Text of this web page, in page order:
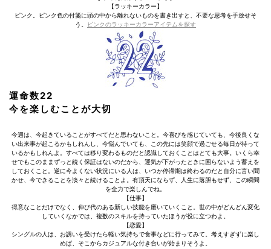
【ラッキーカラー】
ピンク。ピンク色の付箋に頭の中から離れないものを書き出すと、不要な思考を手放せそ
う。
ピンクのラッキーカラーアイテムを探す
運命数22
今を楽しむことが大切
今週は、今起きていることがすべてだと思わないこと。今喜びを感じていても、今後良くな
い出来事が起こるかもしれんし、今悩んでいても、この先には笑顔で過ごせる毎日が待って
いるかもしれんよ。すべては移り変わるものだと認識しておくことはとても大事。いくら幸
せでもこのままずっと続く保証はないのだから、運気が下がったときに困らないよう蓄えを
しておくこと。逆に今よくない状況にいる人は、いつか停滞期は終わるのだと自分に言い聞
かせ、今できることを淡々と続けることよ。有頂天にならず、人生に落胆もせず、この瞬間
を全力で楽しんでね。
【仕事】
得意なことだけでなく、伸び代のある新しい技能を磨いていくこと。世の中がどんどん変化
していくなかでは、複数のスキルを持っていたほうが役に立つわよ。
【恋愛】
シングルの人は、お誘いを受けたら軽い気持ちで食事などに行ってみて。考えすぎずに楽し
めば、そこからカジュアルな付き合いが始まりそうよ。